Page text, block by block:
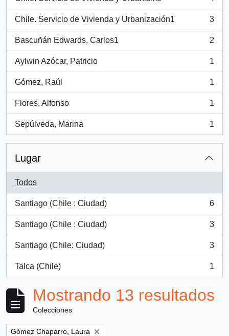
, 4 resultados
Chile. Servicio de Vivienda y Urbanización1
, 3 resultados
3
Bascuñán Edwards, Carlos1
, 2 resultados
2
Aylwin Azócar, Patricio
, 1 resultados
1
Gómez, Raúl
, 1 resultados
1
Flores, Alfonso
, 1 resultados
1
Sepúlveda, Marina
, 1 resultados
1
Lugar
Todos
Santiago (Chile : Ciudad)
, 6 resultados
6
Santiago (Chile : Ciudad)
, 3 resultados
3
Santiago (Chile: Ciudad)
, 3 resultados
3
Talca (Chile)
, 1 resultados
1
Mostrando 13 resultados
Colecciones
Remove filter:
Gómez Chaparro, Laura